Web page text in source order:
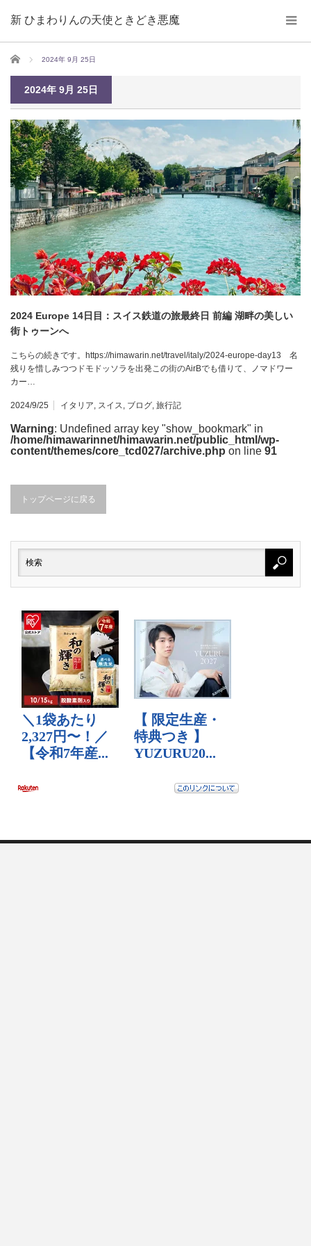
新 ひまわりんの天使ときどき悪魔
ホーム 2024年 9月 25日
2024年 9月 25日
2024 Europe 14日目：スイス鉄道の旅最終日 前編 湖畔の美しい
街トゥーンへ
こちらの続きです。https://himawarin.net/travel/italy/2024-europe-day13 名
残りを惜しみつつドモドッソラを出発この街のAirBでも借りて、ノマドワー
カー…
2024/9/25 イタリア, スイス, ブログ, 旅行記
Warning: Undefined array key "show_bookmark" in
/home/himawarinnet/himawarin.net/public_html/wp-
content/themes/core_tcd027/archive.php on line 91
トップページに戻る